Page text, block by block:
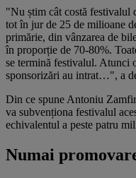
"Nu știm cât costă festivalul
tot în jur de 25 de milioane
primărie, din vânzarea de
în proporție de 70-80%.
se termină festivalul. Atunci
sponsorizări au intrat…", a
Din ce spune Antoniu
va subvenționa festivalul
echivalentul a peste patru
Numai